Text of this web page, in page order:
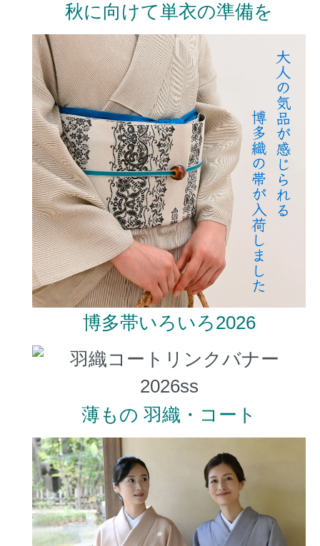
秋に向けて単衣の準備を
博多帯いろいろ2026
薄もの 羽織・コート